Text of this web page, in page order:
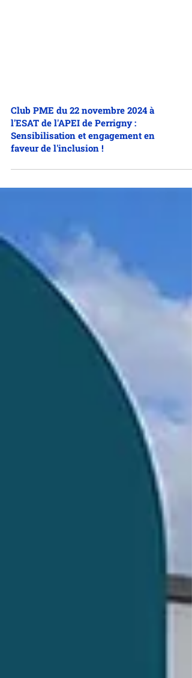
Club PME du 22 novembre 2024 à
l'ESAT de l'APEI de Perrigny :
faveur de l'inclusion !